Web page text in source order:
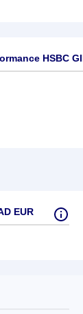
HSBC
EUR